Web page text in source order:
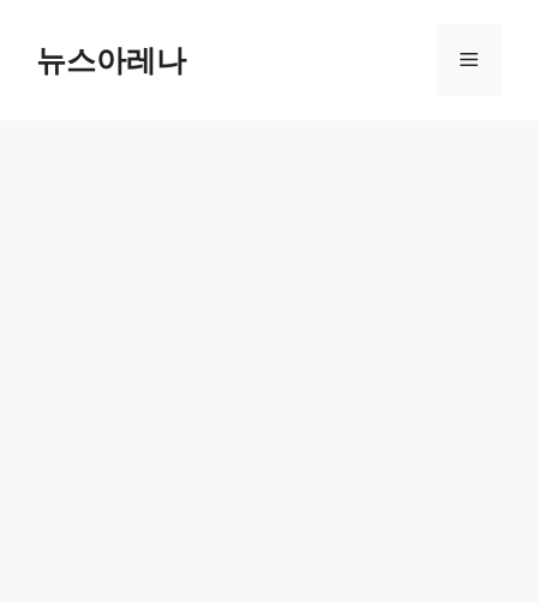
content뉴스아레나 Menu